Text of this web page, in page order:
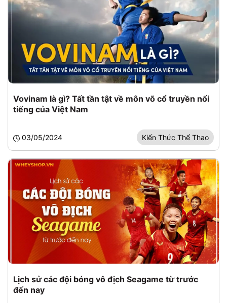
Vovinam là gì? Tất tần tật về môn võ cổ truyền nổi
tiếng của Việt Nam
03/05/2024 Kiến Thức Thể Thao
Lịch sử các đội bóng vô địch Seagame từ trước
đến nay